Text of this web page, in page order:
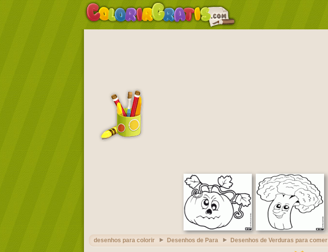
desenhos para colorir Desenhos de Para Desenhos de Verduras para comer